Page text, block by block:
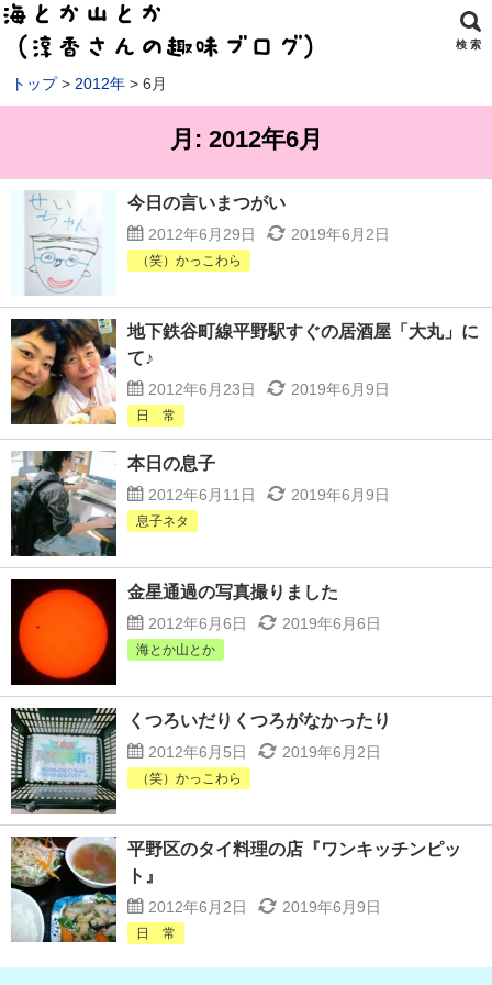
検 索
トップ 2012年 6月
月: 2012年6月
今日の言いまつがい
2012年6月29日 2019年6月2日
（笑）かっこわら
地下鉄谷町線平野駅すぐの居酒屋「大丸」に
て♪
2012年6月23日 2019年6月9日
日 常
本日の息子
2012年6月11日 2019年6月9日
息子ネタ
金星通過の写真撮りました
2012年6月6日 2019年6月6日
海とか山とか
くつろいだりくつろがなかったり
2012年6月5日 2019年6月2日
（笑）かっこわら
平野区のタイ料理の店『ワンキッチンピッ
ト』
2012年6月2日 2019年6月9日
日 常